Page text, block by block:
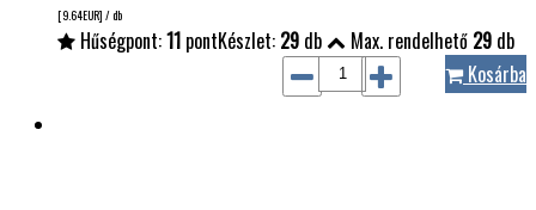
[9.64EUR] / db
Hűségpont:11 pontKészlet: 29 db Max. rendelhető 29 db
Kosárba